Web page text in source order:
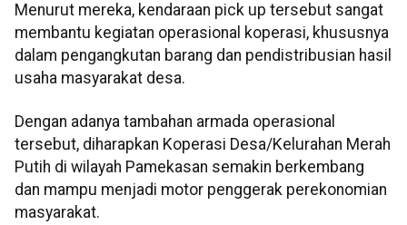
Menurut mereka, kendaraan pick up tersebut sangat
membantu kegiatan operasional koperasi, khususnya
dalam pengangkutan barang dan pendistribusian hasil
usaha masyarakat desa.
Dengan adanya tambahan armada operasional
tersebut, diharapkan Koperasi Desa/Kelurahan Merah
Putih di wilayah Pamekasan semakin berkembang
dan mampu menjadi motor penggerak perekonomian
masyarakat.